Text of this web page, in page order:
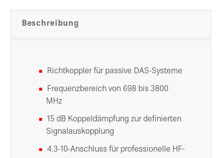
Beschreibung
Richtkoppler für passive DAS-Systeme
Frequenzbereich von 698 bis 3800
MHz
15 dB Koppeldämpfung zur definierten
Signalauskopplung
4.3-10-Anschluss für professionelle HF-